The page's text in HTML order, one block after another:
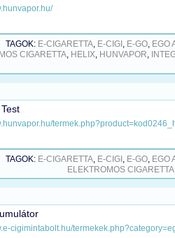
TAGOK: E-CIGARETTA, E-CIGI , E-GO, EGO
CIGARETTA, HELIX, HUNVAPOR,
TAGOK: E-CIGARETTA, E-CIGI , E-GO, EGO
ELEKTROMOS CIGARETTA
cigimintabolt.hu/